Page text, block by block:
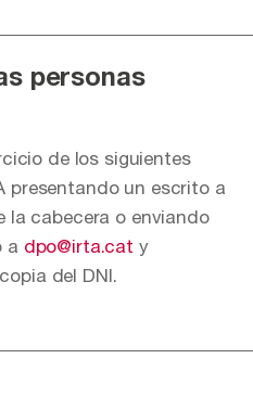
personas
de los siguientes
presentando un escrito a
la cabecera o enviando
a dpo@irta.cat y
del DNI.